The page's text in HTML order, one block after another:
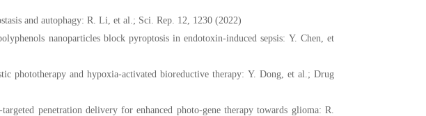
and autophagy: R. Li, et al.; Sci. Rep. 12, 1230 (2022)
nanoparticles block pyroptosis in endotoxin-induced sepsis: Y. Chen, et
phototherapy and hypoxia-activated bioreductive therapy: Y. Dong, et al.; Drug
penetration delivery for enhanced photo-gene therapy towards glioma: R.